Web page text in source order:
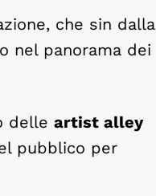
che sin dalla
nel panorama dei
delle artist alley
pubblico per